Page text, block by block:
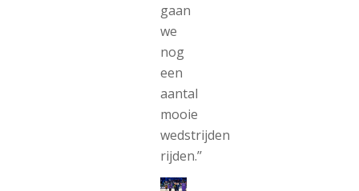
gaan
we
nog
een
aantal
mooie
wedstrijden
rijden.’’